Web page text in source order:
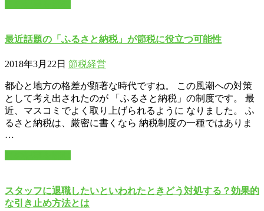
最近話題の「ふるさと納税」が節税に役立つ可能性
2018年3月22日 節税経営
都心と地方の格差が顕著な時代ですね。 この風潮への対策
として考え出されたのが 「ふるさと納税」の制度です。 最
近、マスコミでよく取り上げられるように なりました。 ふ
るさと納税は、厳密に書くなら 納税制度の一種ではありま
…
スタッフに退職したいといわれたときどう対処する？効果的
な引き止め方法とは